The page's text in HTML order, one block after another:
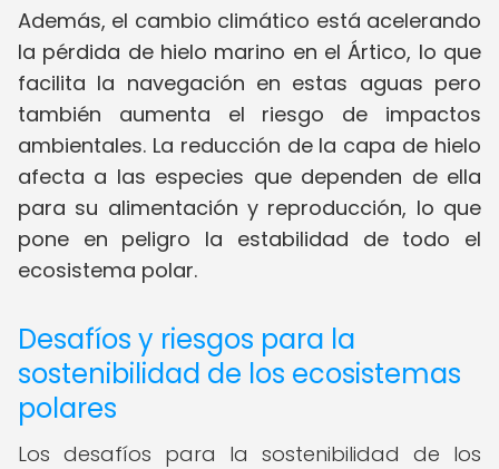
Además, el cambio climático está acelerando
la pérdida de hielo marino en el Ártico, lo que
facilita la navegación en estas aguas pero
también aumenta el riesgo de impactos
ambientales. La reducción de la capa de hielo
afecta a las especies que dependen de ella
para su alimentación y reproducción, lo que
pone en peligro la estabilidad de todo el
ecosistema polar.
Desafíos y riesgos para la
sostenibilidad de los ecosistemas
polares
Los desafíos para la sostenibilidad de los